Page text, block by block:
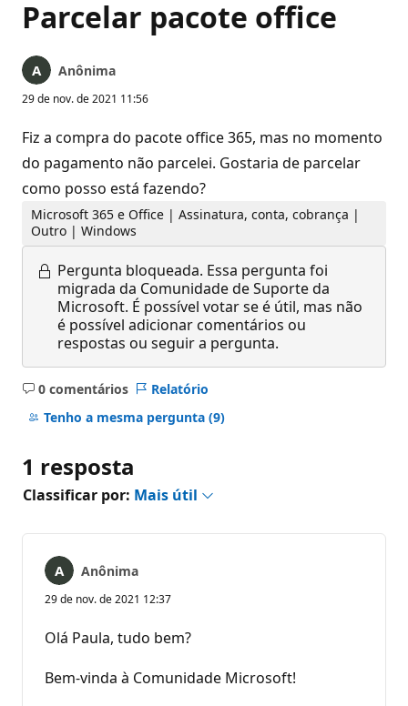
Parcelar pacote office
Anônima
29 de nov. de 2021 11:56
Fiz a compra do pacote office 365, mas no momento
do pagamento não parcelei. Gostaria de parcelar
como posso está fazendo?
Microsoft 365 e Office | Assinatura, conta, cobrança |
Outro | Windows
Pergunta bloqueada. Essa pergunta foi
migrada da Comunidade de Suporte da
Microsoft. É possível votar se é útil, mas não
é possível adicionar comentários ou
respostas ou seguir a pergunta.
0 comentários
Sem
comentários
Relatório
Tenho a mesma pergunta (9)
1 resposta
Classificar por: Mais útil
Anônima
29 de nov. de 2021 12:37
Olá Paula, tudo bem?
Bem-vinda à Comunidade Microsoft!